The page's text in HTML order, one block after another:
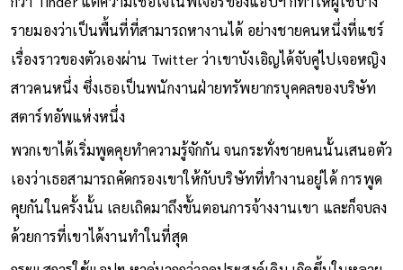
รายมองว่าเป็นพื้นที่ที่สามารถหางานได้ อย่างชายคนหนึ่งที่แชร์
เรื่องราวของตัวเองผ่าน Twitter ว่าเขาบังเอิญได้จับคู่ไปเจอหญิง
สาวคนหนึ่ง ซึ่งเธอเป็นพนักงานฝ่ายทรัพยากรบุคคลของบริษัท
สตาร์ทอัพแห่งหนึ่ง
พวกเขาได้เริ่มพูดคุยทำความรู้จักกัน จนกระทั่งชายคนนั้นเสนอตัว
เองว่าเธอสามารถคัดกรองเขาให้กับบริษัทที่ทำงานอยู่ได้ การพูด
คุยกันในครั้งนั้น เลยเถิดมาถึงขั้นตอนการจ้างงานเขา และก็จบลง
ด้วยการที่เขาได้งานทำในที่สุด